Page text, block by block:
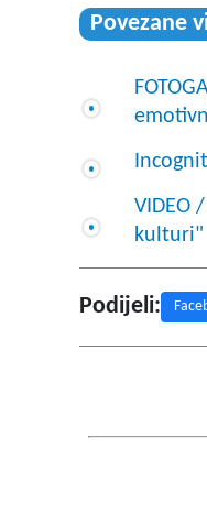
Povezane
VIDEO
kulturi"
Podijeli: